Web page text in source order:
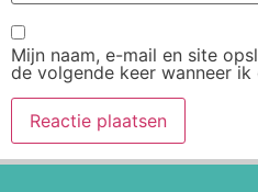
Mijn naam, e-mail en site
de volgende keer wanneer ik